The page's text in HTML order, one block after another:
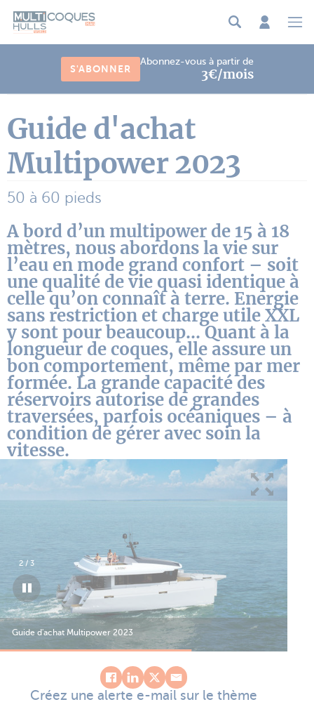
S'ABONNER
Abonnez-vous à partir de
3€/mois
Guide d'achat
Multipower 2023
50 à 60 pieds
A bord d’un multipower de 15 à 18
mètres, nous abordons la vie sur
l’eau en mode grand confort – soit
une qualité de vie quasi identique à
celle qu’on connaît à terre. Energie
sans restriction et charge utile XXL
y sont pour beaucoup… Quant à la
longueur de coques, elle assure un
bon comportement, même par mer
formée. La grande capacité des
réservoirs autorise de grandes
traversées, parfois océaniques – à
condition de gérer avec soin la
vitesse.
Guide d'achat Multipower 2023
3 / 3
Créez une alerte e-mail sur le thème